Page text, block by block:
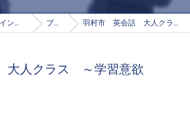
羽村市の英会話はエクセルイングリッシュクラブ ブログ 羽村市 英会話 大人クラス ～学習意欲
人クラス ～学習意欲